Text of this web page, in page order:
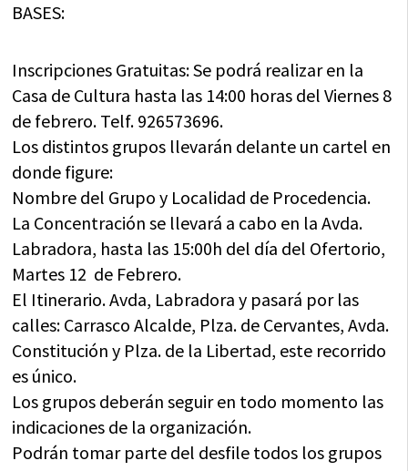
BASES:
Inscripciones Gratuitas: Se podrá realizar en la
Casa de Cultura hasta las 14:00 horas del Viernes 8
de febrero. Telf. 926573696.
Los distintos grupos llevarán delante un cartel en
donde figure:
Nombre del Grupo y Localidad de Procedencia.
La Concentración se llevará a cabo en la Avda.
Labradora, hasta las 15:00h del día del Ofertorio,
Martes 12 de Febrero.
El Itinerario. Avda, Labradora y pasará por las
calles: Carrasco Alcalde, Plza. de Cervantes, Avda.
Constitución y Plza. de la Libertad, este recorrido
es único.
Los grupos deberán seguir en todo momento las
indicaciones de la organización.
Podrán tomar parte del desfile todos los grupos